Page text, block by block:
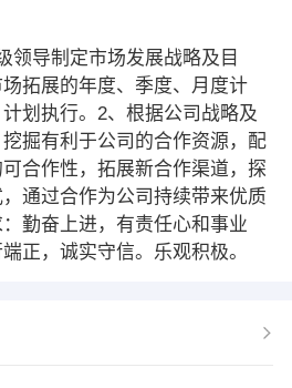
领导制定市场发展战略及目
拓展的年度、季度、月度计
划执行。2、根据公司战略及
掘有利于公司的合作资源，配
合作性，拓展新合作渠道，探
通过合作为公司持续带来优质
勤奋上进，有责任心和事业
正，诚实守信。乐观积极。